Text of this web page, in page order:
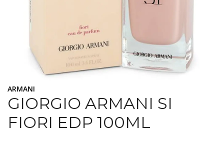
ARMANI
GIORGIO ARMANI SI
FIORI EDP 100ML